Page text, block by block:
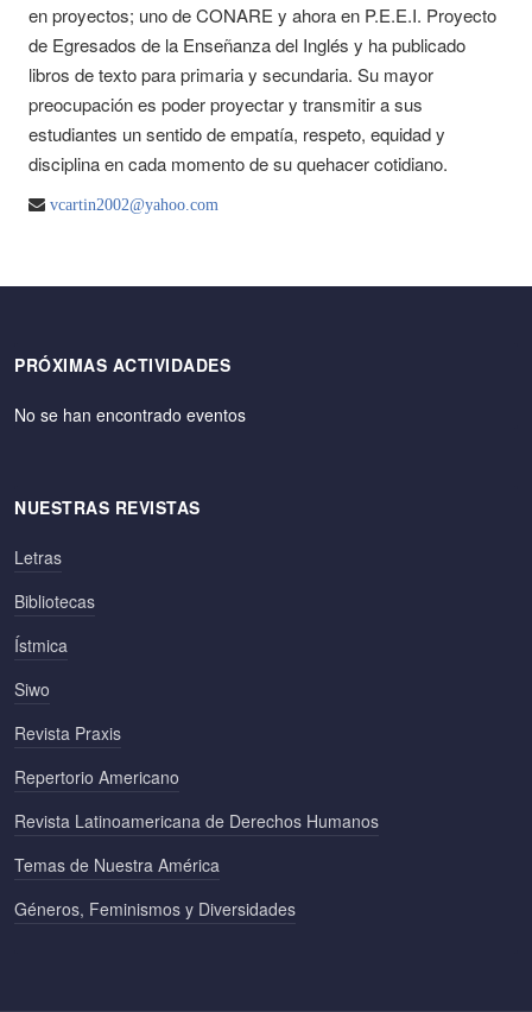
en proyectos; uno de CONARE y ahora en P.E.E.I. Proyecto
de Egresados de la Enseñanza del Inglés y ha publicado
libros de texto para primaria y secundaria. Su mayor
preocupación es poder proyectar y transmitir a sus
estudiantes un sentido de empatía, respeto, equidad y
disciplina en cada momento de su quehacer cotidiano.
vcartin2002@yahoo.com
PRÓXIMAS ACTIVIDADES
No se han encontrado eventos
NUESTRAS REVISTAS
Letras
Bibliotecas
Ístmica
Siwo
Revista Praxis
Repertorio Americano
Revista Latinoamericana de Derechos Humanos
Temas de Nuestra América
Géneros, Feminismos y Diversidades